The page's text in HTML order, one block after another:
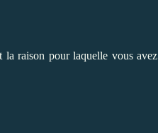
la raison pour laquelle vous avez